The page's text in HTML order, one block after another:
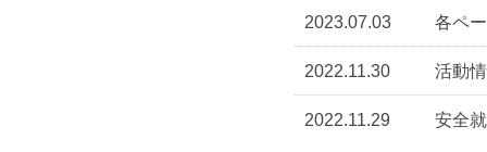
2023.07.03 各ペ
2022.11.30 活動
2022.11.29 安全